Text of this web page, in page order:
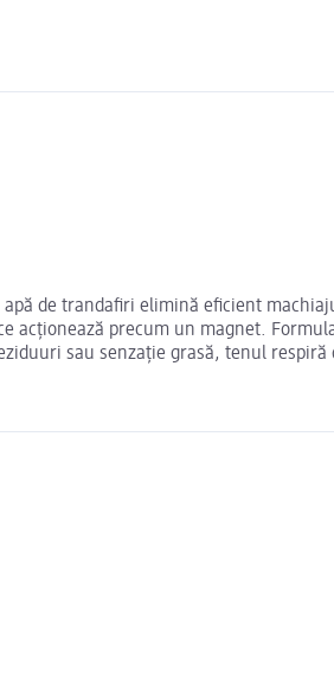
apă de trandafiri elimină eficient
acționează precum un magnet.
sau senzație grasă, tenul respiră